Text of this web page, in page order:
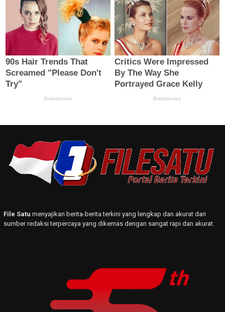
File Satu menyajikan berita-berita terkini yang lengkap dan akurat dari
sumber redaksi terpercaya yang dikemas dengan sangat rapi dan akurat.